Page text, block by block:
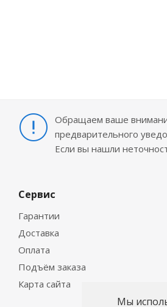
Обращаем ваше
предварительного
Если вы нашли
Сервис
Гарантии
Доставка
Оплата
Подъём заказа
Карта сайта
Мы